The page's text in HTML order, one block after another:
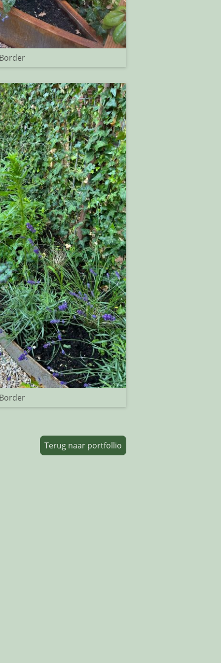
Terug naar portfollio